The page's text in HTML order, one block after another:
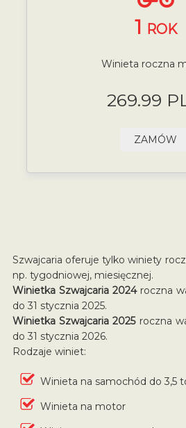
1 ROK
Winieta roczna
269.99
ZAMÓW
Szwajcaria oferuje tylko winiety
np. tygodniowej, miesięcznej.
Winietka Szwajcaria 2024roczna
do 31 stycznia 2025.
Winietka Szwajcaria 2025roczna
do 31 stycznia 2026.
Rodzaje winiet:
Winieta na samochód do 3,5
Winieta na motor